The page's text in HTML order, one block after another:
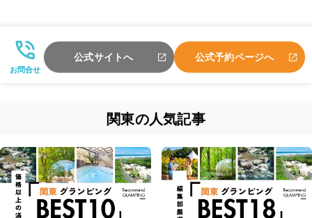
お問合せ
公式サイトへ 公式予約ページへ
関東の人気記事